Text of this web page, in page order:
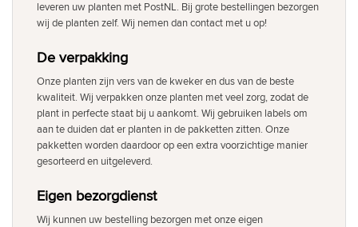
leveren uw planten met PostNL. Bij grote bestellingen bezorgen
wij de planten zelf. Wij nemen dan contact met u op!
De verpakking
Onze planten zijn vers van de kweker en dus van de beste
kwaliteit. Wij verpakken onze planten met veel zorg, zodat de
plant in perfecte staat bij u aankomt. Wij gebruiken labels om
aan te duiden dat er planten in de pakketten zitten. Onze
pakketten worden daardoor op een extra voorzichtige manier
gesorteerd en uitgeleverd.
Eigen bezorgdienst
Wij kunnen uw bestelling bezorgen met onze eigen